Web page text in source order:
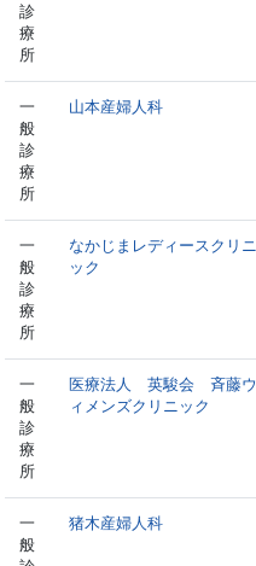
診
療
所
一
般
診
療
所
山本産婦人科
一
般
診
療
所
なかじまレディースクリニ
ック
一
般
診
療
所
医療法人 英駿会 斉藤ウ
ィメンズクリニック
一
般
猪木産婦人科